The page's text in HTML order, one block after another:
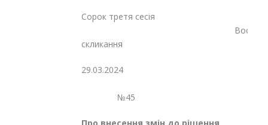
Сорок третя сесія
скликання
29.03.2024
№45
Про внесення змін до рішення